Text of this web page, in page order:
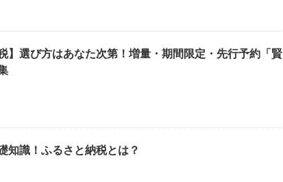
】選び方はあなた次第！増量・期間限定・先行予約「賢
知識！ふるさと納税とは？